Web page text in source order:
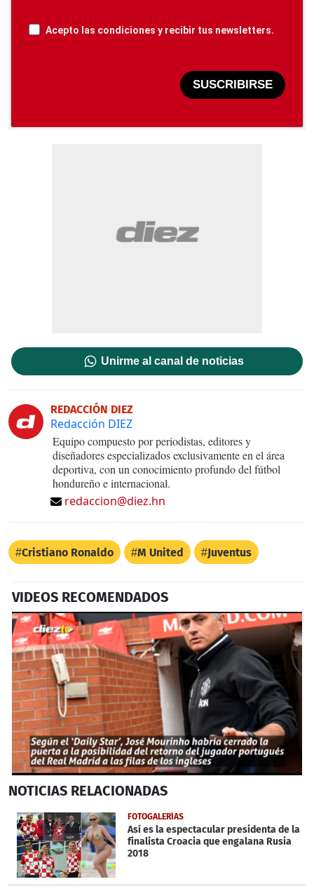
Acepto las condiciones y recibir tus newsletters.
SUSCRIBIRSE
Unirme al canal de noticias
REDACCIÓN DIEZ
Redacción DIEZ
Equipo compuesto por periodistas, editores y
diseñadores especializados exclusivamente en el área
deportiva, con un conocimiento profundo del fútbol
hondureño e internacional.
redaccion@diez.hn
Cristiano Ronaldo M United Juventus
VIDEOS RECOMENDADOS
seconds
40
seconds
NOTICIAS RELACIONADAS
FOTOGALERÍAS
Así es la espectacular presidenta de la
finalista Croacia que engalana Rusia
2018